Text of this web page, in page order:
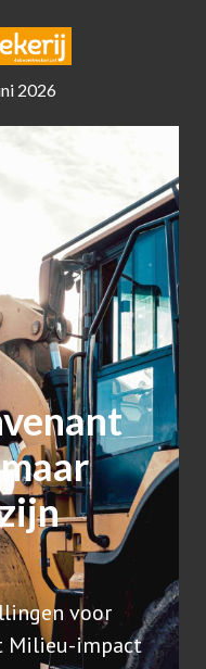
2026
voor
Milieu-impact